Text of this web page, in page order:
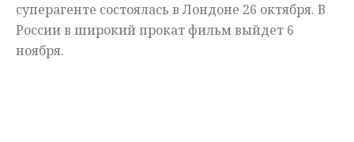
суперагенте состоялась в Лондоне 26 октября. В
России в широкий прокат фильм выйдет 6
ноября.